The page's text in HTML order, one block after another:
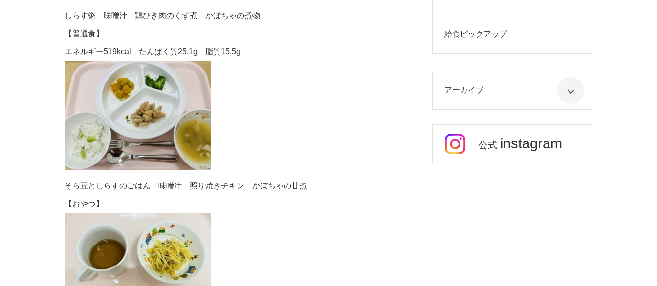
しらす粥 味噌汁 鶏ひき肉のくず煮 かぼちゃの煮物
【普通食】
エネルギー519kcal たんぱく質25.1g 脂質15.5g
そら豆としらすのごはん 味噌汁 照り焼きチキン かぼちゃの甘煮
【おやつ】
給食ピックアップ
アーカイブ
公式 instagram